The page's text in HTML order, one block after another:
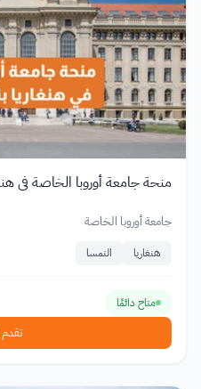
منحة جامعة أوروبا الخاصة في
جامعة أوروبا الخاصة
هنغاريا النمسا
متاح دائمًا
تقدم